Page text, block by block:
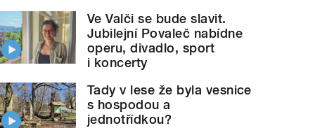
Ve Valči se bude slavit.
Jubilejní Povaleč nabídne
operu, divadlo, sport
i koncerty
Tady v lese že byla vesnice
s hospodou a
jednotřídkou?